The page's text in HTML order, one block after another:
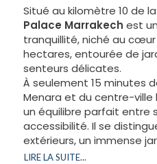
Situé au kilomètre 10 de
Palace Marrakech est
tranquillité, niché au cœur
hectares, entourée de
senteurs délicates.
À seulement 15 minutes
Menara et du centre-
un équilibre parfait entre
accessibilité. Il se
extérieurs, un immense
piscine centrale, plusieurs
LIRE LA SUITE...